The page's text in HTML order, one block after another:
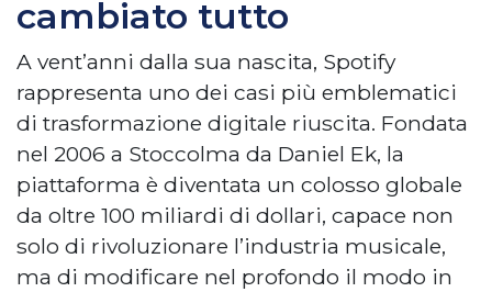
cambiato tutto
A vent’anni dalla sua nascita, Spotify
rappresenta uno dei casi più emblematici
di trasformazione digitale riuscita. Fondata
nel 2006 a Stoccolma da Daniel Ek, la
piattaforma è diventata un colosso globale
da oltre 100 miliardi di dollari, capace non
solo di rivoluzionare l’industria musicale,
ma di modificare nel profondo il modo in